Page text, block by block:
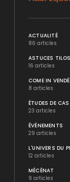
ACTUALITÉ
86 articles
ASTUCES TILOS
16 articles
COME IN
8 articles
ÉTUDES DE
23 articles
ÉVÉNEMENTS
29 articles
L'UNIVERS DU
12 articles
MÉCÉNAT
9 articles